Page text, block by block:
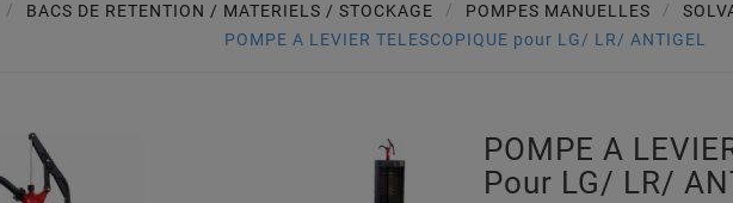
BACS DE RETENTION / MATERIELS / STOCKAGE POMPES MANUELLES
POMPE A LEVIER TELESCOPIQUE pour LG/ LR/ ANTIGEL
POMPE A
Pour LG/ LR/